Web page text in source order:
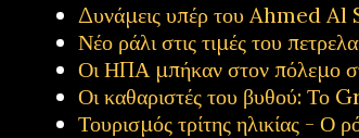
Δυνάμεις υπέρ του Ahmed Al
Νέο ράλι στις τιμές του
Οι ΗΠΑ μπήκαν στον πόλεμο
Οι καθαριστές του βυθού: Το
Τουρισμός τρίτης ηλικίας - Ο